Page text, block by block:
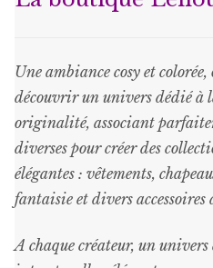
Une ambiance cosy et
découvrir un univers dédié à
originalité, associant
diverses pour créer des
élégantes : vêtements,
fantaisie et divers accessoires
A chaque créateur, un